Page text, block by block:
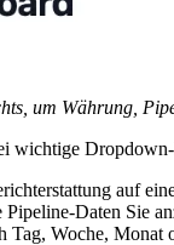
um Währung,
wichtige
auf
Daten Sie
Tag, Woche,